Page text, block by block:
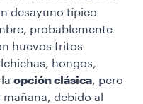
desayuno típico
probablemente
huevos fritos
hongos,
opción clásica, pero
debido al